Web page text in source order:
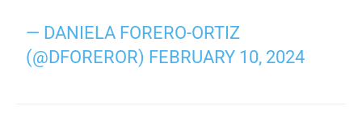
— DANIELA FORERO-ORTIZ
(@DFOREROR) FEBRUARY 10, 2024